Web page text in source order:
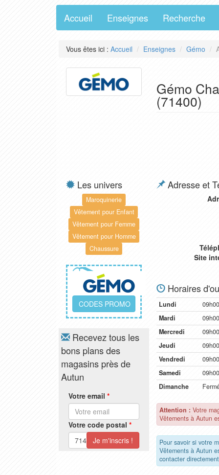
Accueil Enseignes Recherche
Vous êtes ici : Accueil Enseignes Gémo
Gémo
(71400)
Les univers
Maroquinerie
Vêtement pour Enfant
Vêtement pour Femme
Vêtement pour Homme
Chaussure
CODES PROMO
Recevez tous les
bons plans des
magasins près de
Autun
Votre email *
Votre code postal *
Adresse et
Site
Horaires
Lundi
Mardi
Mercredi
Jeudi
Vendredi
Samedi
Dimanche
Attention : Votre
Vêtements à Autun
Pour savoir si votre
Vêtements à Autun
contacter